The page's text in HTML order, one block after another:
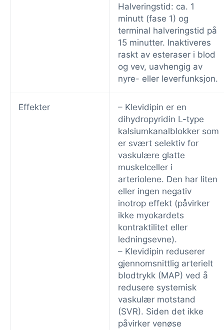
Halveringstid: ca. 1
minutt (fase 1) og
terminal halveringstid på
15 minutter. Inaktiveres
raskt av esteraser i blod
og vev, uavhengig av
nyre- eller leverfunksjon.
Effekter
– Klevidipin er en
dihydropyridin L-type
kalsiumkanalblokker som
er svært selektiv for
vaskulære glatte
muskelceller i
arteriolene. Den har liten
eller ingen negativ
inotrop effekt (påvirker
ikke myokardets
kontraktilitet eller
ledningsevne).
– Klevidipin reduserer
gjennomsnittlig arterielt
blodtrykk (MAP) ved å
redusere systemisk
vaskulær motstand
(SVR). Siden det ikke
påvirker venøse